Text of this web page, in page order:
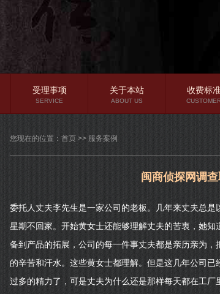
公司简介
隐私保护
受理事项
SERVICE
关于本站
ABOUT US
收费标
您现在的位置： 首页 >> 服务案例
闽商侦探网调
委托人丈夫李先生是一家公司的老板。几年来丈夫总
星期不回家。开始黄女士还能够理解丈夫的苦衷，她
备到产品的拓展，公司的每一件事丈夫都是亲历亲为
的辛苦和汗水。这些黄女士都理解。但是这几年公司
过多的精力了，可是丈夫为什么还是那样每天都在工